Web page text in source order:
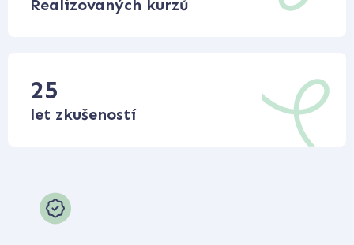
Realizovaných kurzů
25
let zkušeností